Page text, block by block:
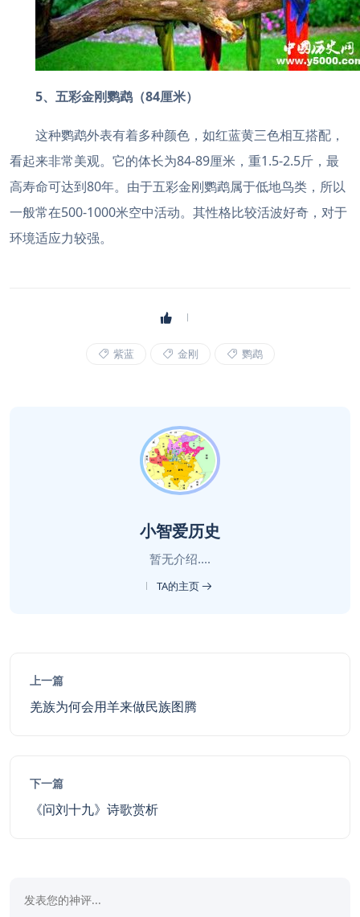
5、五彩金刚鹦鹉（84厘米）
这种鹦鹉外表有着多种颜色，如红蓝黄三色相互搭配，
看起来非常美观。它的体长为84-89厘米，重1.5-2.5斤，最
高寿命可达到80年。由于五彩金刚鹦鹉属于低地鸟类，所以
一般常在500-1000米空中活动。其性格比较活波好奇，对于
环境适应力较强。
紫蓝 金刚 鹦鹉
小智爱历史
暂无介绍....
TA的主页
上一篇
羌族为何会用羊来做民族图腾
下一篇
《问刘十九》诗歌赏析